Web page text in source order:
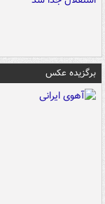
برگزیده عکس